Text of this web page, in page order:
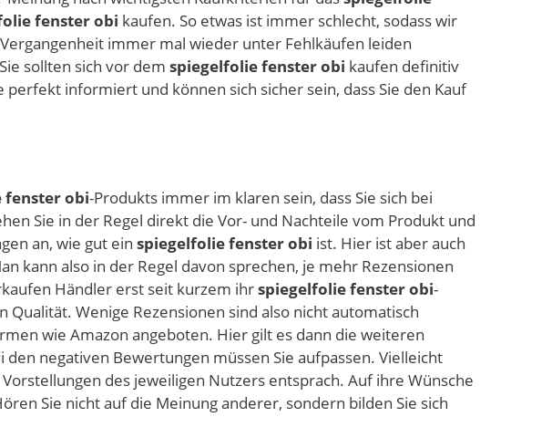
fenster obi kaufen. So etwas ist immer schlecht, sodass wir
immer mal wieder unter Fehlkäufen leiden
sollten sich vor dem spiegelfolie fenster obi kaufen definitiv
perfekt informiert und können sich sicher sein, dass Sie den Kauf
fenster obi-Produkts immer im klaren sein, dass Sie sich bei
Sie in der Regel direkt die Vor- und Nachteile vom Produkt und
an, wie gut ein spiegelfolie fenster obi ist. Hier ist aber auch
kann also in der Regel davon sprechen, je mehr Rezensionen
Händler erst seit kurzem ihrspiegelfolie fenster obi-
Wenige Rezensionen sind also nicht automatisch
wie Amazon angeboten. Hier gilt es dann die weiteren
negativen Bewertungen müssen Sie aufpassen. Vielleicht
des jeweiligen Nutzers entsprach. Auf ihre Wünsche
Sie nicht auf die Meinung anderer, sondern bilden Sie sich